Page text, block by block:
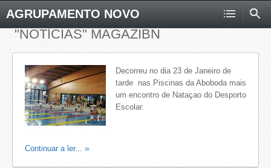
AGRUPAMENTO NOVO
"NOTÍCIAS" MAGAZIBN
Decorreu no dia 23 de Janeiro de
tarde nas Piscinas da Aboboda mais
um encontro de Nataçao do Desporto
Escolar.
Continuar a ler...